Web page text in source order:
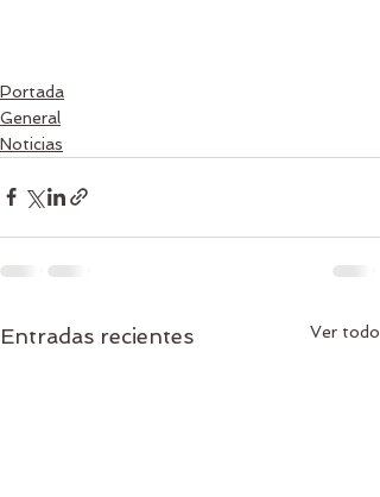
Portada
General
Noticias
Entradas recientes Ver todo